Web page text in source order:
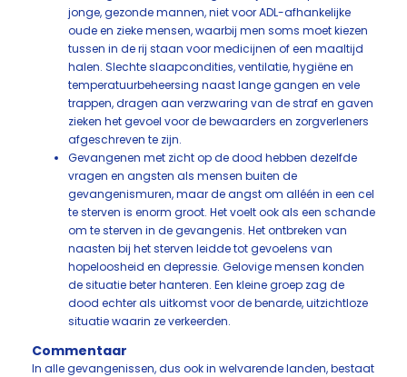
jonge, gezonde mannen, niet voor ADL-afhankelijke
oude en zieke mensen, waarbij men soms moet kiezen
tussen in de rij staan voor medicijnen of een maaltijd
halen. Slechte slaapcondities, ventilatie, hygiëne en
temperatuurbeheersing naast lange gangen en vele
trappen, dragen aan verzwaring van de straf en gaven
zieken het gevoel voor de bewaarders en zorgverleners
afgeschreven te zijn.
Gevangenen met zicht op de dood hebben dezelfde
vragen en angsten als mensen buiten de
gevangenismuren, maar de angst om alléén in een cel
te sterven is enorm groot. Het voelt ook als een schande
om te sterven in de gevangenis. Het ontbreken van
naasten bij het sterven leidde tot gevoelens van
hopeloosheid en depressie. Gelovige mensen konden
de situatie beter hanteren. Een kleine groep zag de
dood echter als uitkomst voor de benarde, uitzichtloze
situatie waarin ze verkeerden.
Commentaar
In alle gevangenissen, dus ook in welvarende landen, bestaat